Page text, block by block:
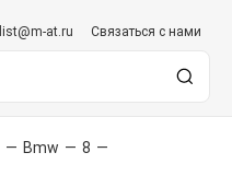
list@m-at.ru Связаться с нами
— Bmw — 8 —